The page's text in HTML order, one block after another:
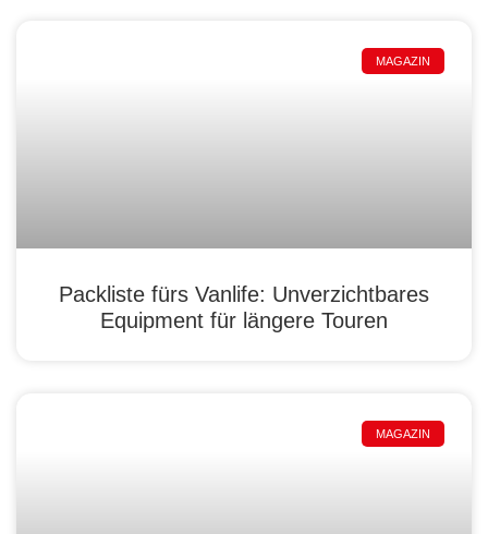
MAGAZIN
Packliste fürs Vanlife: Unverzichtbares
Equipment für längere Touren
MAGAZIN